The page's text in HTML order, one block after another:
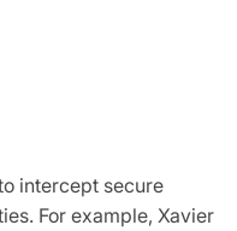
intercept secure
For example, Xavier